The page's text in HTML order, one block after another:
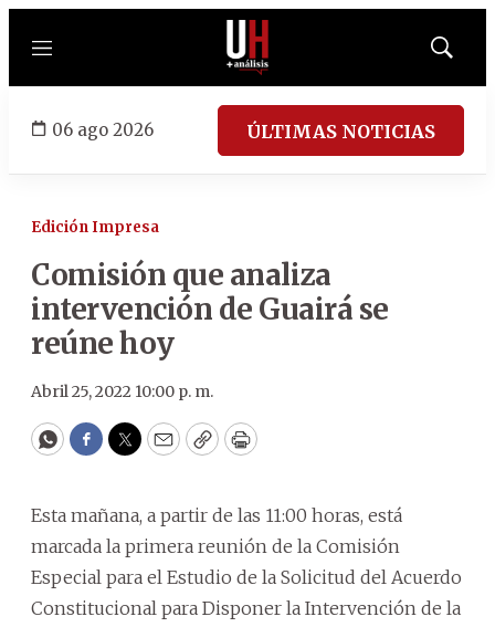
Menú
Mostrar
06 ago 2026 ÚLTIMAS NOTICIAS
Edición Impresa
Comisión que analiza
intervención de Guairá se
reúne hoy
Abril 25, 2022 10:00 p. m.
WhatsApp
Facebook
Twitter
EmailCopyPrint
Esta mañana, a partir de las 11:00 horas, está
marcada la primera reunión de la Comisión
Especial para el Estudio de la Solicitud del Acuerdo
Constitucional para Disponer la Intervención de la